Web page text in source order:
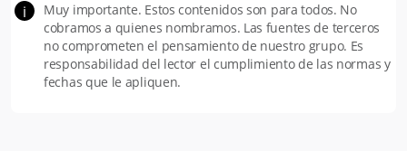
i
Muy importante. Estos contenidos son para todos. No
cobramos a quienes nombramos. Las fuentes de terceros
no comprometen el pensamiento de nuestro grupo. Es
responsabilidad del lector el cumplimiento de las normas y
fechas que le apliquen.